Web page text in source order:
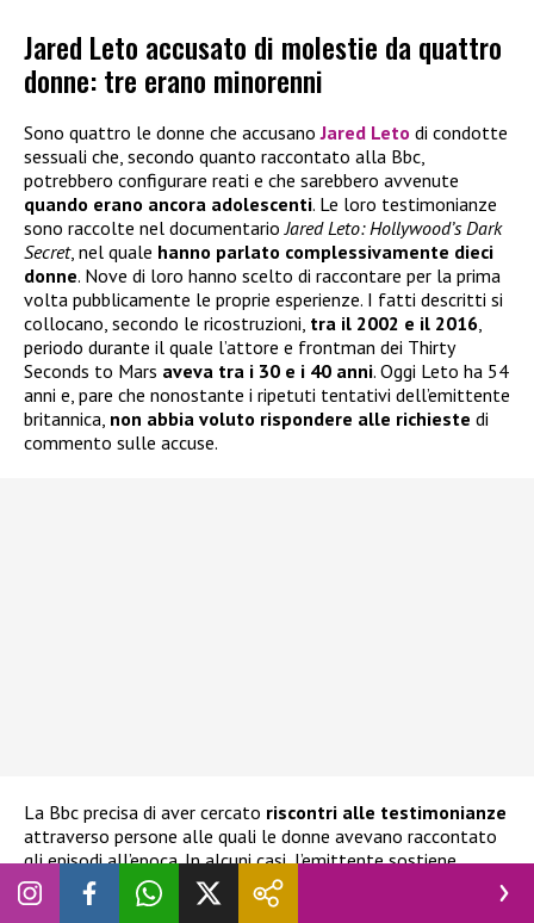
Jared Leto accusato di molestie da quattro
donne: tre erano minorenni
Sono quattro le donne che accusanoJared Leto di condotte
sessuali che, secondo quanto raccontato alla Bbc,
potrebbero configurare reati e che sarebbero avvenute
quando erano ancora adolescenti. Le loro testimonianze
sono raccolte nel documentario Jared Leto: Hollywood’s Dark
Secret, nel quale hanno parlato complessivamente dieci
donne. Nove di loro hanno scelto di raccontare per la prima
volta pubblicamente le proprie esperienze. I fatti descritti si
collocano, secondo le ricostruzioni, tra il 2002 e il 2016
periodo durante il quale l’attore e frontman dei Thirty
Seconds to Mars aveva tra i 30 e i 40 anni. Oggi Leto ha 54
anni e, pare che nonostante i ripetuti tentativi dell’emittente
britannica, non abbia voluto rispondere alle richieste di
commento sulle accuse.
La Bbc precisa di aver cercato riscontri alle testimonianze
attraverso persone alle quali le donne avevano raccontato
gli episodi all’epoca. In alcuni casi, l’emittente sostiene
inoltre di aver visionato fotografie e messaggi ritenuti
coerenti con le ricostruzioni. Diverse protagoniste del